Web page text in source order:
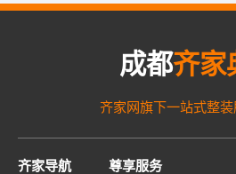
成都齐家
齐家网旗下一站式整装
齐家导航 尊享服务